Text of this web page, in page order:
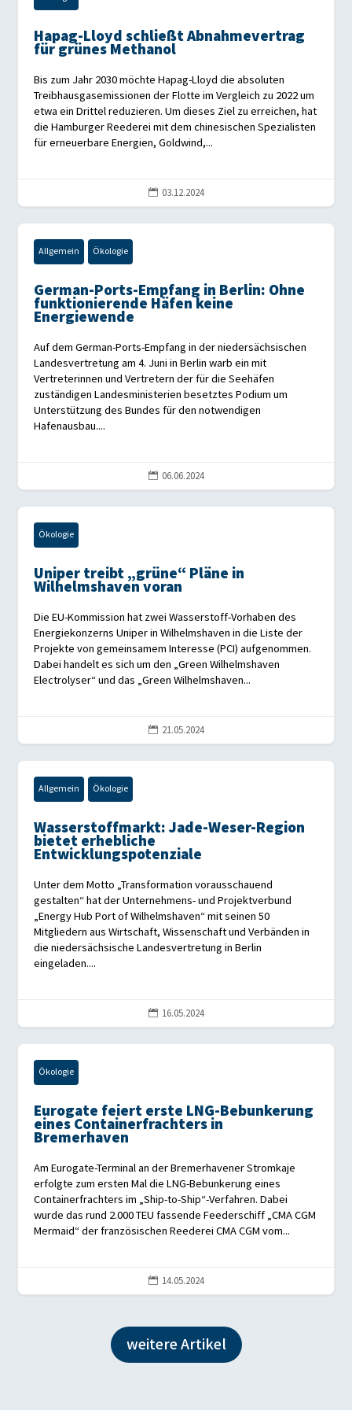
Hapag-Lloyd schließt Abnahmevertrag
für grünes Methanol
Bis zum Jahr 2030 möchte Hapag-Lloyd die absoluten
Treibhausgasemissionen der Flotte im Vergleich zu 2022 um
etwa ein Drittel reduzieren. Um dieses Ziel zu erreichen, hat
die Hamburger Reederei mit dem chinesischen Spezialisten
für erneuerbare Energien, Goldwind,...
 03.12.2024
Allgemein Ökologie
German-Ports-Empfang in Berlin: Ohne
funktionierende Häfen keine
Energiewende
Auf dem German-Ports-Empfang in der niedersächsischen
Landesvertretung am 4. Juni in Berlin warb ein mit
Vertreterinnen und Vertretern der für die Seehäfen
zuständigen Landesministerien besetztes Podium um
Unterstützung des Bundes für den notwendigen
Hafenausbau....
 06.06.2024
Ökologie
Uniper treibt „grüne“ Pläne in
Wilhelmshaven voran
Die EU-Kommission hat zwei Wasserstoff-Vorhaben des
Energiekonzerns Uniper in Wilhelmshaven in die Liste der
Projekte von gemeinsamem Interesse (PCI) aufgenommen.
Dabei handelt es sich um den „Green Wilhelmshaven
Electrolyser“ und das „Green Wilhelmshaven...
 21.05.2024
Allgemein Ökologie
Wasserstoffmarkt: Jade-Weser-Region
bietet erhebliche
Entwicklungspotenziale
Unter dem Motto „Transformation vorausschauend
gestalten“ hat der Unternehmens- und Projektverbund
„Energy Hub Port of Wilhelmshaven“ mit seinen 50
Mitgliedern aus Wirtschaft, Wissenschaft und Verbänden in
die niedersächsische Landesvertretung in Berlin
eingeladen....
 16.05.2024
Ökologie
Eurogate feiert erste LNG-Bebunkerung
eines Containerfrachters in
Bremerhaven
Am Eurogate-Terminal an der Bremerhavener Stromkaje
erfolgte zum ersten Mal die LNG-Bebunkerung eines
Containerfrachters im „Ship-to-Ship“-Verfahren. Dabei
wurde das rund 2.000 TEU fassende Feederschiff „CMA CGM
Mermaid“ der französischen Reederei CMA CGM vom...
 14.05.2024
weitere Artikel